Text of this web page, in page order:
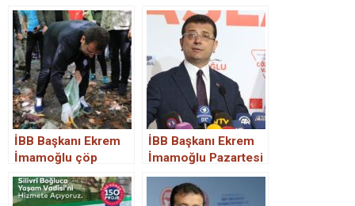
İBB Başkanı Ekrem
İmamoğlu çöp
topladı
İBB Başkanı Ekrem
İmamoğlu Pazartesi
Silivri’ye geliyor.